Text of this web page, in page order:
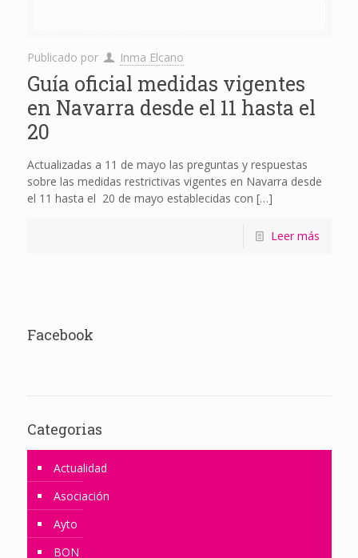
Publicado por Inma Elcano
Guía oficial medidas vigentes
en Navarra desde el 11 hasta el
20
Actualizadas a 11 de mayo las preguntas y respuestas
sobre las medidas restrictivas vigentes en Navarra desde
el 11 hasta el 20 de mayo establecidas con […]
Leer más
Facebook
Categorias
Actualidad
Asociación
Ayto
BON